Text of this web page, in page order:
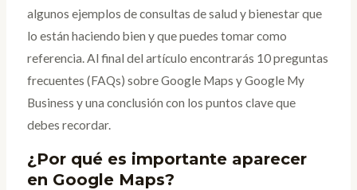
algunos ejemplos de consultas de salud y bienestar que
lo están haciendo bien y que puedes tomar como
referencia. Al final del artículo encontrarás 10 preguntas
frecuentes (FAQs) sobre Google Maps y Google My
Business y una conclusión con los puntos clave que
debes recordar.
¿Por qué es importante aparecer
en Google Maps?